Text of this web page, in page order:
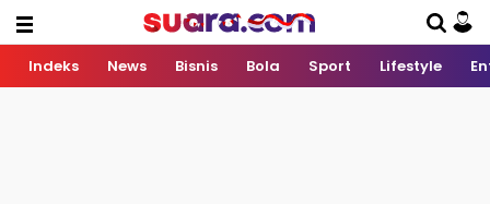
Indeks News Bisnis Bola Sport Lifestyle